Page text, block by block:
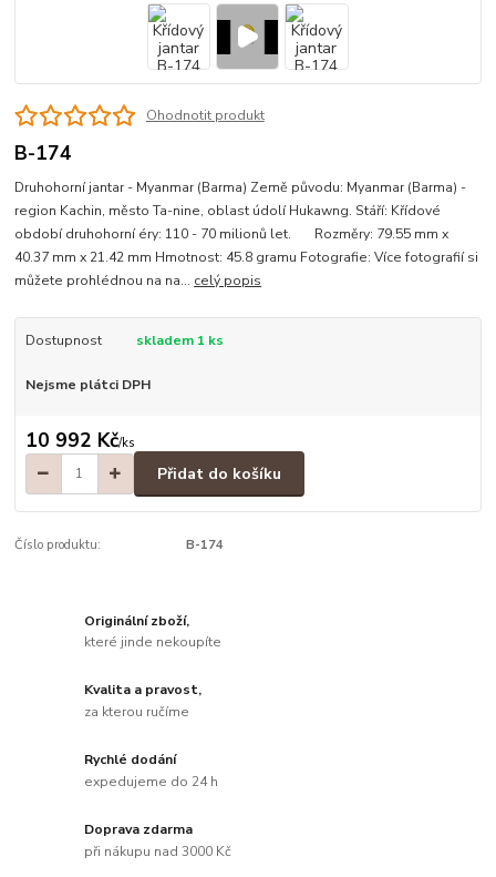
Ohodnotit produkt
B-174
Druhohorní jantar - Myanmar (Barma) Země původu: Myanmar (Barma) -
region Kachin, město Ta-nine, oblast údolí Hukawng. Stáří: Křídové
období druhohorní éry: 110 - 70 milionů let. Rozměry: 79.55 mm x
40.37 mm x 21.42 mm Hmotnost: 45.8 gramu Fotografie: Více fotografií si
můžete prohlédnou na na... celý popis
Dostupnost skladem 1 ks
Nejsme plátci DPH
10 992 Kč/ks
Přidat do košíku
Číslo produktu: B-174
Originální zboží,
které jinde nekoupíte
Kvalita a pravost,
za kterou ručíme
Rychlé dodání
expedujeme do 24 h
Doprava zdarma
při nákupu nad 3000 Kč